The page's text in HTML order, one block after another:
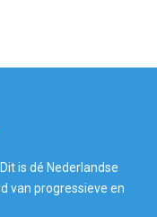
is dé Nederlandse
van progressieve en